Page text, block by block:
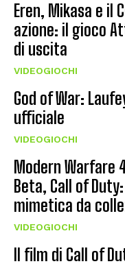
Eren, Mikasa e il
azione: il gioco
di uscita
VIDEOGIOCHI
God of War:
ufficiale
VIDEOGIOCHI
Modern Warfare
Beta, Call of
mimetica da
VIDEOGIOCHI
Il film di Call of